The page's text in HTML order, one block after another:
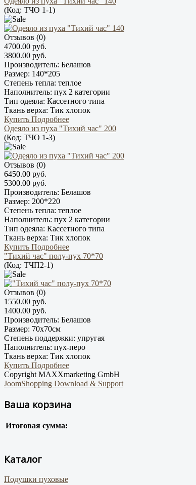
(Код: ТЧО 1-1)
Отзывов (0)
4700.00 руб.
3800.00 руб.
Производитель: Белашов
Размер: 140*205
Степень тепла: теплое
Наполнитель: пух 2 категории
Тип одеяла: Кассетного типа
Ткань верха: Тик хлопок
Купить Подробнее
Одеяло из пуха "Тихий час" 200
(Код: ТЧО 1-3)
Отзывов (0)
6450.00 руб.
5300.00 руб.
Производитель: Белашов
Размер: 200*220
Степень тепла: теплое
Наполнитель: пух 2 категории
Тип одеяла: Кассетного типа
Ткань верха: Тик хлопок
Купить Подробнее
"Тихий час" полу-пух 70*70
(Код: ТЧП2-1)
Отзывов (0)
1550.00 руб.
1400.00 руб.
Производитель: Белашов
Размер: 70х70см
Степень поддержки: упругая
Наполнитель: пух-перо
Ткань верха: Тик хлопок
Купить Подробнее
Copyright MAXXmarketing GmbH
JoomShopping Download & Support
Ваша корзина
Итоговая сумма:
Каталог
Подушки пуховые